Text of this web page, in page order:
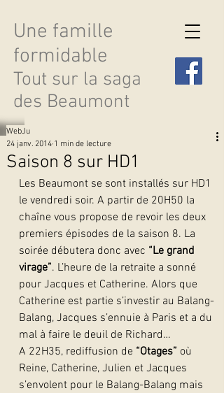
Une famille
formidable
Tout sur la saga
des Beaumont
Découvrir les saisons
Saison 8 sur HD1
WebJu
24 janv. 2014 1 min de lecture
Les Beaumont se sont installés sur HD1
le vendredi soir. A partir de 20H50 la
chaîne vous propose de revoir les deux
premiers épisodes de la saison 8. La
soirée débutera donc avec “Le grand
virage”. L’heure de la retraite a sonné
pour Jacques et Catherine. Alors que
Catherine est partie s’investir au Balang-
Balang, Jacques s’ennuie à Paris et a du
mal à faire le deuil de Richard…
A 22H35, rediffusion de “Otages” où
Reine, Catherine, Julien et Jacques
s’envolent pour le Balang-Balang mais